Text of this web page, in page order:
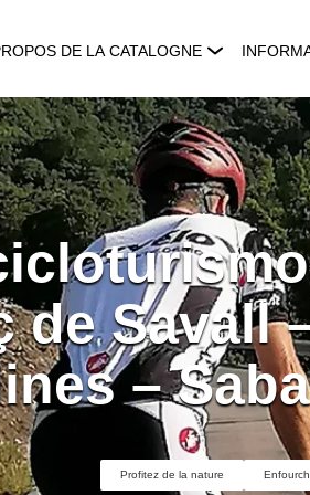
DE LA CATALOGNE
de Savall
–
Profitez de la nature